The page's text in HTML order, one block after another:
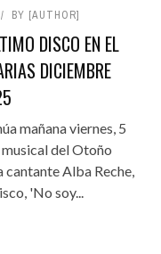
BY [AUTHOR]
DISCO EN EL
DICIEMBRE
mañana viernes, 5
del Otoño
Alba Reche,
'No soy...